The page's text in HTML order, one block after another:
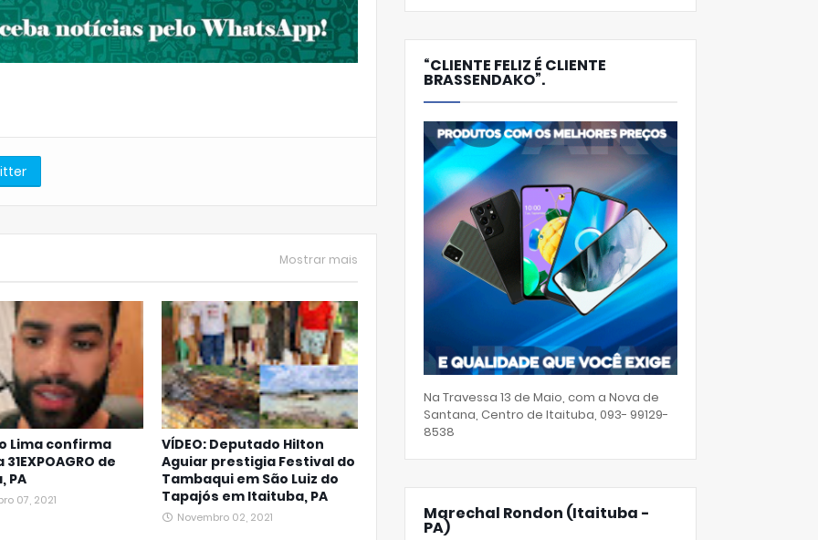
Mostrar mais
Lima confirma
de
PA
07, 2021
VÍDEO: Deputado Hilton
Aguiar prestigia Festival do
Tambaqui em São Luiz do
Tapajós em Itaituba, PA
Novembro 02, 2021
“CLIENTE FELIZ É CLIENTE
BRASSENDAKO”.
Na Travessa 13 de Maio, com a Nova de
Santana, Centro de Itaituba, 093- 99129-
8538
Marechal Rondon (Itaituba -
PA)